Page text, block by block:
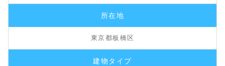
所在地
東京都板橋区
建物タイプ